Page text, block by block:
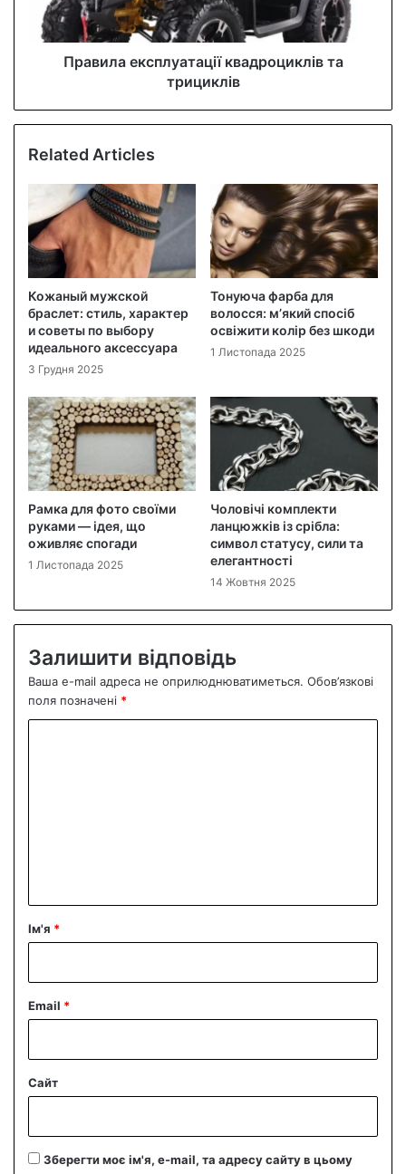
Правила експлуатації квадроциклів та
трициклів
Related Articles
Кожаный мужской
браслет: стиль, характер
и советы по выбору
идеального аксессуара
3 Грудня 2025
Тонуюча фарба для
волосся: м’який спосіб
освіжити колір без шкоди
1 Листопада 2025
Рамка для фото своїми
руками — ідея, що
оживляє спогади
1 Листопада 2025
Чоловічі комплекти
ланцюжків із срібла:
символ статусу, сили та
елегантності
14 Жовтня 2025
Залишити відповідь
Ваша e-mail адреса не оприлюднюватиметься. Обов’язкові
поля позначені *
рІм'я *
Email *
Сайт
Зберегти моє ім'я, e-mail, та адресу сайту в цьому